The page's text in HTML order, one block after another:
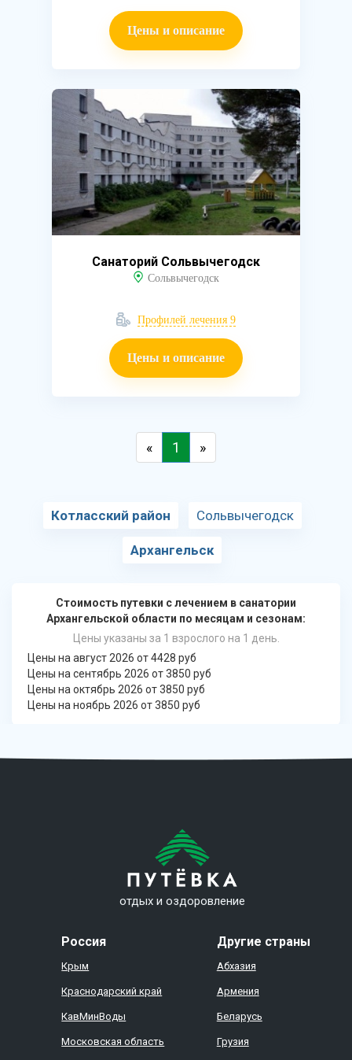
Цены и описание
Санаторий Сольвычегодск
Сольвычегодск
Профилей лечения 9
Цены и описание
« 1 »
Котласский район Сольвычегодск
Архангельск
Стоимость путевки с лечением в санатории
Архангельской области по месяцам и сезонам:
Цены указаны за 1 взрослого на 1 день.
Цены на август 2026 от 4428 руб
Цены на сентябрь 2026 от 3850 руб
Цены на октябрь 2026 от 3850 руб
Цены на ноябрь 2026 от 3850 руб
отдых и оздоровление
Россия
Крым
Краснодарский край
КавМинВоды
Московская область
Другие страны
Абхазия
Армения
Беларусь
Грузия